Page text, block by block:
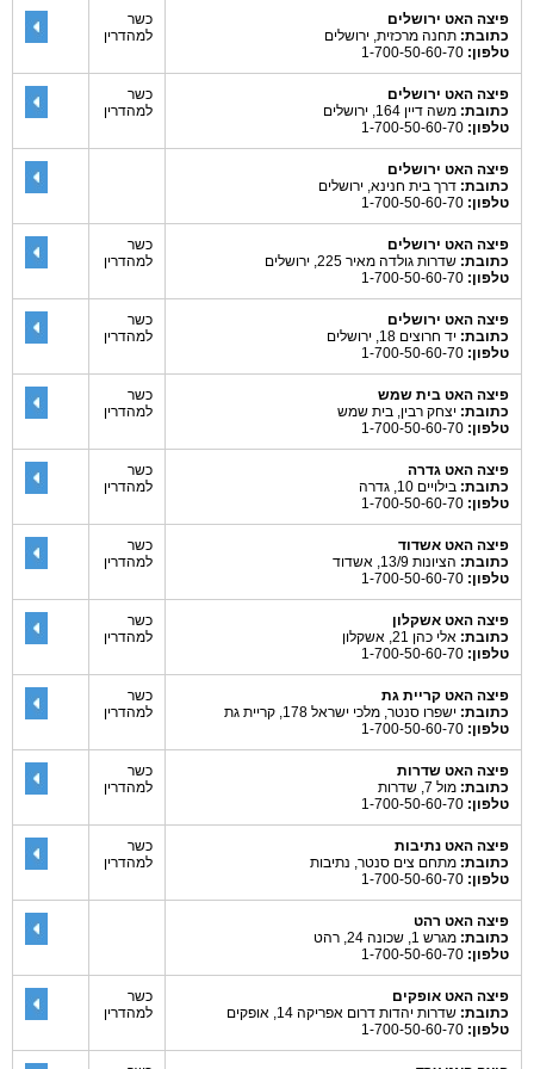
פיצה האט ירושלים
כתובת: תחנה מרכזית, ירושלים
טלפון:
כשר
למהדרין
פיצה האט ירושלים
כתובת: משה דיין 164, ירושלים
טלפון:
כשר
למהדרין
פיצה האט ירושלים
כתובת: דרך בית חנינא, ירושלים
טלפון:
פיצה האט ירושלים
כתובת: שדרות גולדה מאיר 225, ירושלים
טלפון:
כשר
למהדרין
פיצה האט ירושלים
כתובת: יד חרוצים 18, ירושלים
טלפון:
כשר
למהדרין
פיצה האט בית שמש
כתובת: יצחק רבין, בית שמש
טלפון:
כשר
למהדרין
פיצה האט גדרה
כתובת: בילויים 10, גדרה
טלפון:
כשר
למהדרין
פיצה האט אשדוד
כתובת: הציונות 13/9, אשדוד
טלפון:
כשר
למהדרין
פיצה האט אשקלון
כתובת: אלי כהן 21, אשקלון
טלפון:
כשר
למהדרין
פיצה האט קריית גת
כתובת: ישפרו סנטר, מלכי ישראל 178, קריית גת
טלפון:
כשר
למהדרין
פיצה האט שדרות
כתובת: מול 7, שדרות
טלפון:
כשר
למהדרין
פיצה האט נתיבות
כתובת: מתחם צים סנטר, נתיבות
טלפון:
כשר
למהדרין
פיצה האט רהט
כתובת: מגרש 1, שכונה 24, רהט
טלפון:
פיצה האט אופקים
כתובת: שדרות יהדות דרום אפריקה 14, אופקים
טלפון:
כשר
למהדרין